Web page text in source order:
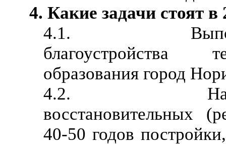
4. Какие задачи стоят в
4.1.
благоустройства
образования город
4.2. Начать
восстановительных
40-50 годов